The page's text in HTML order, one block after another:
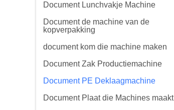
Document Lunchvakje Machine
Document de machine van de
kopverpakking
document kom die machine maken
Document Zak Productiemachine
Document PE Deklaagmachine
Document Plaat die Machines maakt